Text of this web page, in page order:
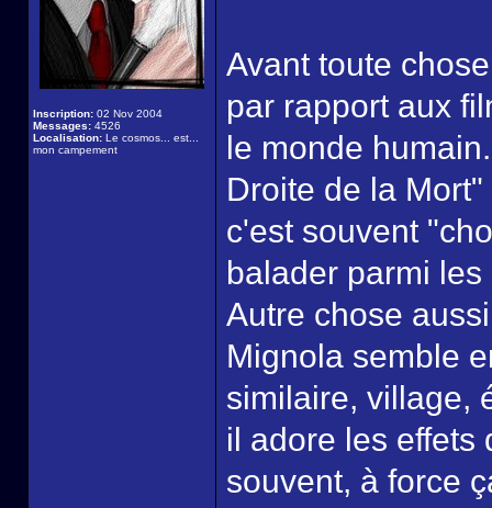
Inscription: 02 Nov 2004
Messages: 4526
Localisation: Le cosmos... est...
mon campement
Avant toute
par rapport aux
le monde
Droite de la
c'est souvent
balader parmi
Autre chose
Mignola semble
similaire, village,
il adore les effets
souvent, à force